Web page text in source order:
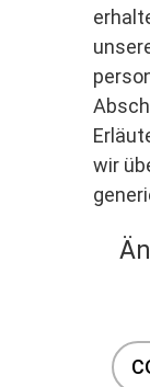
wir